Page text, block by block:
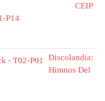
CEIP
P14
Discolandia:
Himnos Del